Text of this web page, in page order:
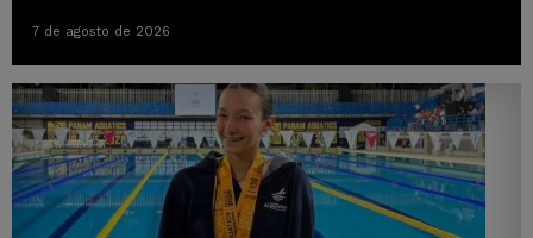
7 de agosto de 2026